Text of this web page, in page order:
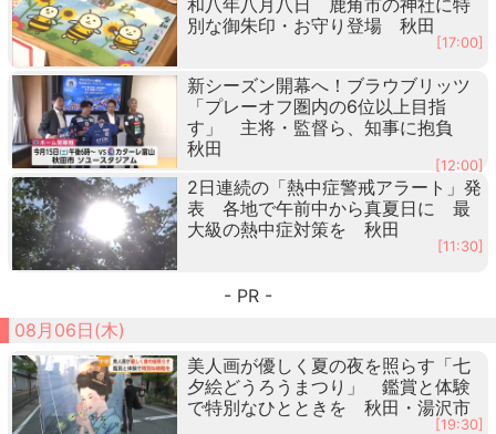
別な御朱印・お守り登場 秋田
[17:00]
新シーズン開幕へ！ブラウブリッツ
「プレーオフ圏内の6位以上目指
す」 主将・監督ら、知事に抱負
秋田
[12:00]
2日連続の「熱中症警戒アラート」発
表 各地で午前中から真夏日に 最
大級の熱中症対策を 秋田
[11:30]
- PR -
08月06日(木)
美人画が優しく夏の夜を照らす「七
夕絵どうろうまつり」 鑑賞と体験
で特別なひとときを 秋田・湯沢市
[19:30]